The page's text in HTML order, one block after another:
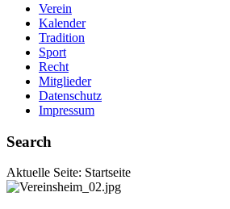
Verein
Kalender
Tradition
Sport
Recht
Mitglieder
Datenschutz
Impressum
Search
Aktuelle Seite: Startseite